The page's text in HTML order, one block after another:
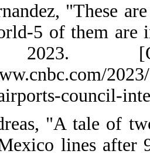
2. C.
in the world-5
23,
https://
airports-
3. P. Andreas,
and US-